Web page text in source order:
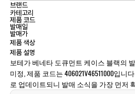
브랜드
카테고리
제품 코드
발매일
발매가
제품 색상
제품 설명
보테가 베네타 도큐먼트 케이스 블랙의
미정, 제품 코드는 406021V46511000입니
로 업데이트되니 발매 소식을 가장 먼저